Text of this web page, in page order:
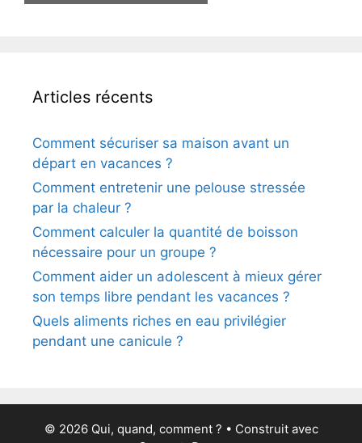
Articles récents
Comment sécuriser sa maison avant un
départ en vacances ?
Comment entretenir une pelouse stressée
par la chaleur ?
Comment calculer la quantité de boisson
nécessaire pour un groupe ?
Comment aider un adolescent à mieux gérer
son temps libre pendant les vacances ?
Quels aliments riches en eau privilégier
pendant une canicule ?
© 2026 Qui, quand, comment ? • Construit avec